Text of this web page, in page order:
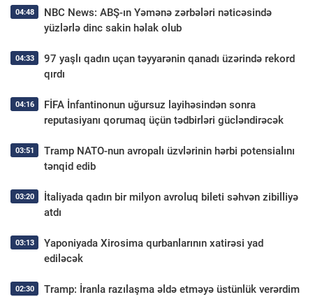
04:48
NBC News: ABŞ-ın Yəmənə zərbələri nəticəsində
yüzlərlə dinc sakin həlak olub
04:33
97 yaşlı qadın uçan təyyarənin qanadı üzərində rekord
qırdı
04:16
FİFA İnfantinonun uğursuz layihəsindən sonra
reputasiyanı qorumaq üçün tədbirləri gücləndirəcək
03:51
Tramp NATO-nun avropalı üzvlərinin hərbi potensialını
tənqid edib
03:20
İtaliyada qadın bir milyon avroluq bileti səhvən zibilliyə
atdı
03:13
Yaponiyada Xirosima qurbanlarının xatirəsi yad
ediləcək
02:30 Tramp: İranla razılaşma əldə etməyə üstünlük verərdim